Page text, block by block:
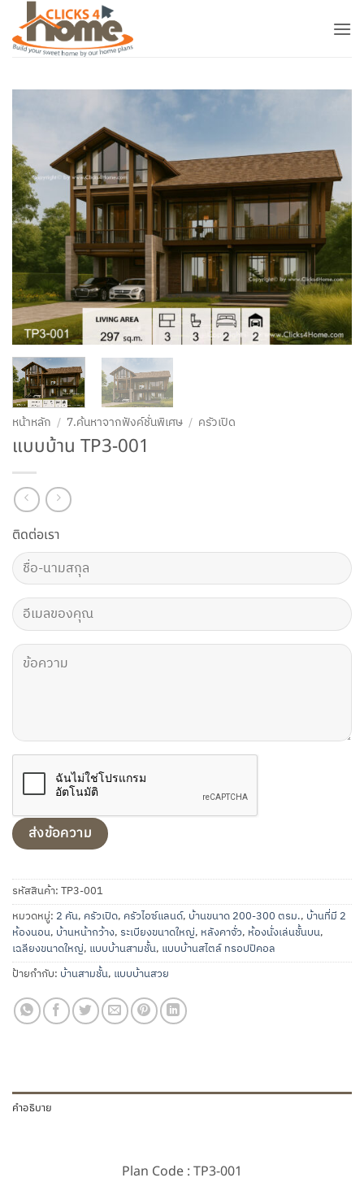
ยัง
หน้าหลัก / 7.ค้นหาจากฟังค์ชั่นพิเศษ / ครัวเปิด
แบบบ้าน TP3-001
ติดต่อเรา
รหัสสินค้า:TP3-001
หมวดหมู่: 2 คัน, ครัวเปิด, ครัวไอซ์แลนด์, บ้านขนาด 200-300 ตรม., บ้านที่มี 2
ห้องนอน, บ้านหน้ากว้าง, ระเบียงขนาดใหญ่, หลังคาจั่ว, ห้องนั่งเล่นชั้นบน,
เฉลียงขนาดใหญ่, แบบบ้านสามชั้น, แบบบ้านสไตล์ ทรอปปิคอล
ป้ายกำกับ: บ้านสามชั้น, แบบบ้านสวย
คำอธิบาย
Plan Code : TP3-001